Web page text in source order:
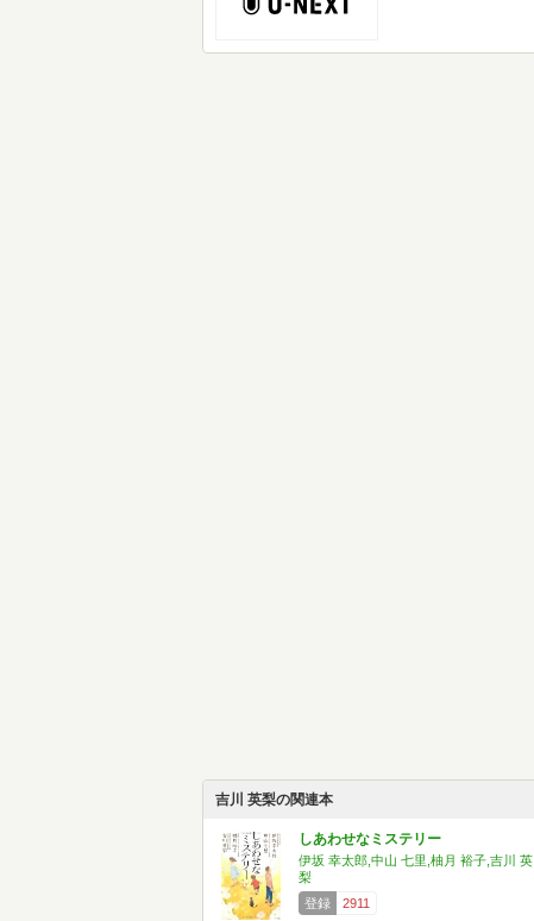
吉川 英梨の関連本
しあわせなミステリー
伊坂 幸太郎,中山 七里,柚月 裕子,吉川 英
梨
登録
2911